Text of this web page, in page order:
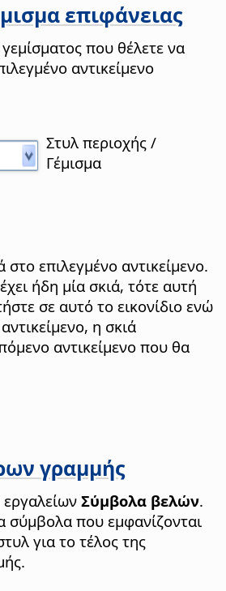
επιφάνειας
που θέλετε να
αντικείμενο
Στυλ περιοχής /
Γέμισμα
στο επιλεγμένο αντικείμενο.
ήδη μία σκιά, τότε αυτή
σε αυτό το εικονίδιο ενώ
η σκιά
αντικείμενο που θα
γραμμής
Σύμβολα βελών.
σύμβολα που εμφανίζονται
για το τέλος της